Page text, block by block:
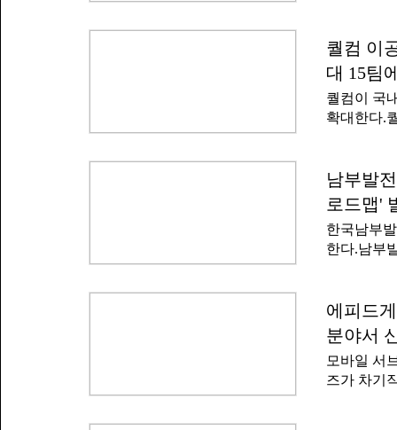
필먼트서
의 풀필먼
당한다.쿠
물류 업무
(AI)'이었
을 숏폼 영
개 작품이
종 수상작
수상 4팀
다는 평가
Innotek
퀄컴 이
대 15팀
퀄컴이 국
확대한다.
있다.올해
AI로,
인 대학원
를 선택해
참가자들
행되며, 이
오는 11월
을 지급한
AI, 컴퓨트
텐츠와 프
남부발
로드맵'
한국남부
한다.남부
립할 목적
전 직원
전환(AX)
쟁력 강화
억 원 규모
에피드
분야서
모바일 서
즈가 차기